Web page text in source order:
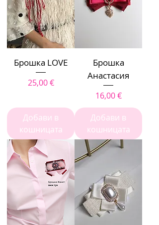
Брошка LOVE
Цена
25,00 €
Добави в
кошницата
Брошка
Анастасия
Цена
16,00 €
Добави в
кошницата